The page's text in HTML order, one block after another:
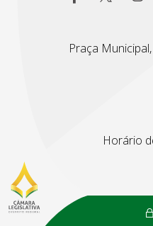
Praça
Horário